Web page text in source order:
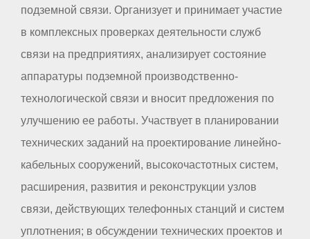
подземной связи. Организует и принимает участие
в комплексных проверках деятельности служб
связи на предприятиях, анализирует состояние
аппаратуры подземной производственно-
технологической связи и вносит предложения по
улучшению ее работы. Участвует в планировании
технических заданий на проектирование линейно-
кабельных сооружений, высокочастотных систем,
расширения, развития и реконструкции узлов
связи, действующих телефонных станций и систем
уплотнения; в обсуждении технических проектов и